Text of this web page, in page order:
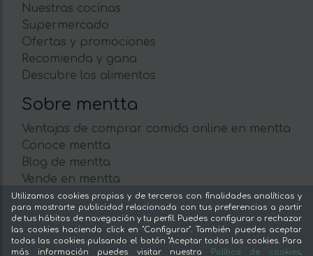
Nuestras cocinas
Supermercado
Ofertas y promociones
Recomienda y gana
Descubre los alimentos
Sobre mentta
Ventajas de comprar comida online en mentta
Conoce mentta
Blog de mentta
Vende en mentta
Fidelización
Preguntas frecuentes
Legal
Utilizamos cookies propias y de terceros con finalidades analíticas y
para mostrarte publicidad relacionada con tus preferencias a partir
de tus hábitos de navegación y tu perfil. Puedes configurar o rechazar
las cookies haciendo click en "Configurar". También puedes aceptar
todas las cookies pulsando el botón "Aceptar todas las cookies. Para
más información puedes visitar nuestra
Política de cookies.